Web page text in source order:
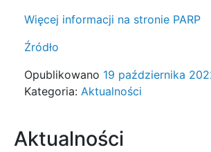
Więcej informacji na stronie PARP
Źródło
Opublikowano 19 października
Kategoria: Aktualności
Aktualności